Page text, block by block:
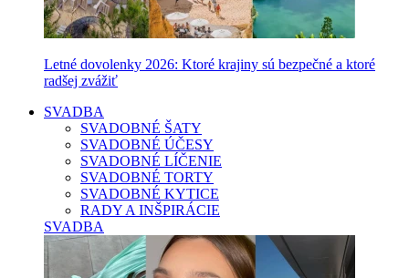
Letné dovolenky 2026: Ktoré krajiny sú bezpečné a ktoré
radšej zvážiť
SVADBA
SVADOBNÉ ŠATY
SVADOBNÉ ÚČESY
SVADOBNÉ LÍČENIE
SVADOBNÉ TORTY
SVADOBNÉ KYTICE
RADY A INŠPIRÁCIE
SVADBA